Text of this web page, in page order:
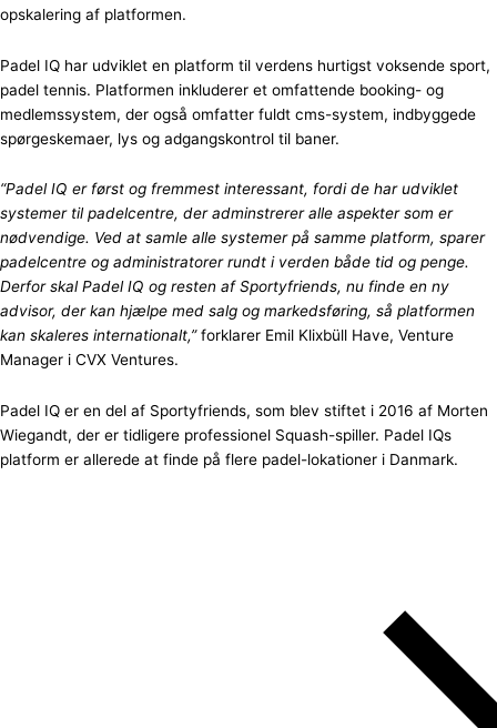
opskalering af platformen.
Padel IQ har udviklet en platform til verdens hurtigst voksende sport,
padel tennis. Platformen inkluderer et omfattende booking- og
medlemssystem, der også omfatter fuldt cms-system, indbyggede
spørgeskemaer, lys og adgangskontrol til baner.
“Padel IQ er først og fremmest interessant, fordi de har udviklet
systemer til padelcentre, der adminstrerer alle aspekter som er
nødvendige. Ved at samle alle systemer på samme platform, sparer
padelcentre og administratorer rundt i verden både tid og penge.
Derfor skal Padel IQ og resten af Sportyfriends, nu finde en ny
advisor, der kan hjælpe med salg og markedsføring, så platformen
kan skaleres internationalt,”forklarer Emil Klixbüll Have, Venture
Manager i CVX Ventures.
Padel IQ er en del af Sportyfriends, som blev stiftet i 2016 af Morten
Wiegandt, der er tidligere professionel Squash-spiller. Padel IQs
platform er allerede at finde på flere padel-lokationer i Danmark.